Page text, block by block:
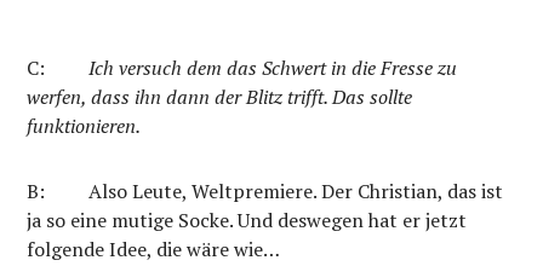
C:
Ich versuch dem das Schwert in die Fresse zu
werfen, dass ihn dann der Blitz trifft. Das sollte
funktionieren.
B: Also Leute, Weltpremiere. Der Christian, das ist
ja so eine mutige Socke. Und deswegen hat er jetzt
folgende Idee, die wäre wie…